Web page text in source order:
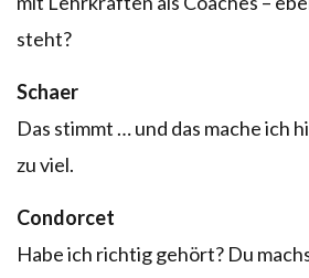
steht?
Schaer
Das stimmt … und das mache ich
zu viel.
Condorcet
Habe ich richtig gehört? Du